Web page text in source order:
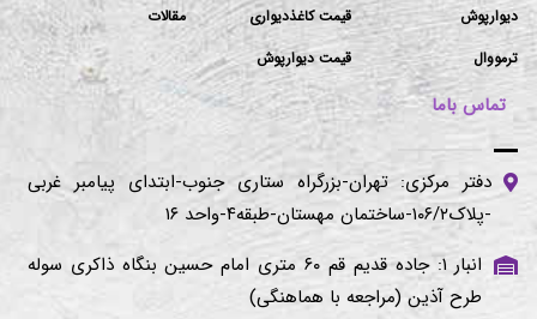
دیوارپوش
ترمووال
قیمت کاغذدیواری
قیمت دیوارپوش
مقالات
تماس باما
دفتر مرکزی: تهران-بزرگراه ستاری جنوب-ابتدای پیامبر غربی
-پلاک۱۰۶/۲-ساختمان مهستان-طبقه۴-واحد ۱۶
انبار ۱: جاده قدیم قم ۶۰ متری امام حسین بنگاه ذاکری سوله
طرح آذین (مراجعه با هماهنگی)